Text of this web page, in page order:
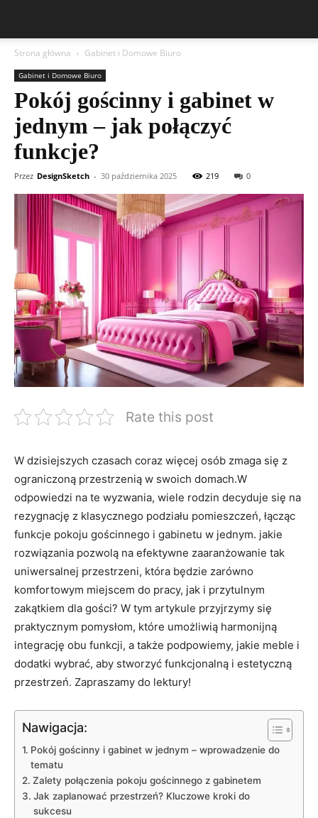
Strona główna Gabinet i Domowe Biuro
Gabinet i Domowe Biuro
Pokój gościnny i gabinet w
jednym – jak połączyć
funkcje?
Przez DesignSketch - 30 października 2025 219 0
Rate this post
W dzisiejszych czasach coraz więcej osób zmaga się z
ograniczoną przestrzenią w swoich domach.W
odpowiedzi na te wyzwania, wiele rodzin decyduje się na
rezygnację z klasycznego podziału pomieszczeń, łącząc
funkcje pokoju gościnnego i gabinetu w jednym. jakie
rozwiązania pozwolą na efektywne zaaranżowanie tak
uniwersalnej przestrzeni, która będzie zarówno
komfortowym miejscem do pracy, jak i przytulnym
zakątkiem dla gości? W tym artykule przyjrzymy się
praktycznym pomysłom, które umożliwią harmonijną
integrację obu funkcji, a także podpowiemy, jakie meble i
dodatki wybrać, aby stworzyć funkcjonalną i estetyczną
przestrzeń. Zapraszamy do lektury!
Nawigacja:
Pokój gościnny i gabinet w jednym – wprowadzenie do
tematu
Zalety połączenia pokoju gościnnego z gabinetem
Jak zaplanować przestrzeń? Kluczowe kroki do
sukcesu